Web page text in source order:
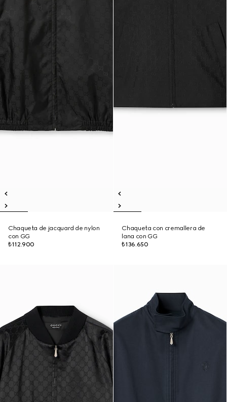
Chaqueta de jacquard de nylon
con GG
₺112.900
Chaqueta con cremallera de
lana con GG
₺136.650